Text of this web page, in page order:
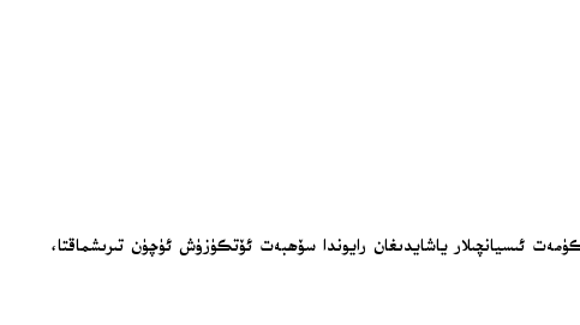
ئىسيانچىلار ياشايدىغان رايوندا سۆھبەت ئۆتكۈزۈش ئۈچۈن تىرىشماقتا،